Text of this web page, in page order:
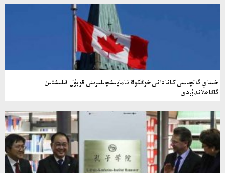
خىتاي ئەلچىسى كانادانى خوڭكوڭ نامايىشچىلىرىنى قوبۇل قىلىشتىن
ئاگاھلاندۇردى